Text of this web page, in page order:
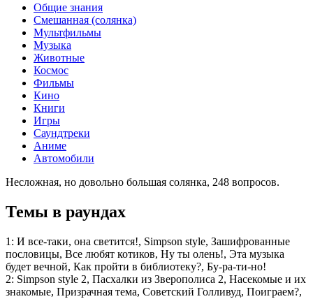
Общие знания
Смешанная (солянка)
Мультфильмы
Музыка
Животные
Космос
Фильмы
Кино
Книги
Игры
Саундтреки
Аниме
Автомобили
Несложная, но довольно большая солянка, 248 вопросов.
Темы в раундах
1: И все-таки, она светится!, Simpson style, Зашифрованные
пословицы, Все любят котиков, Ну ты олень!, Эта музыка
будет вечной, Как пройти в библиотеку?, Бу-ра-ти-но!
2: Simpson style 2, Пасхалки из Зверополиса 2, Насекомые и их
знакомые, Призрачная тема, Советский Голливуд, Поиграем?,